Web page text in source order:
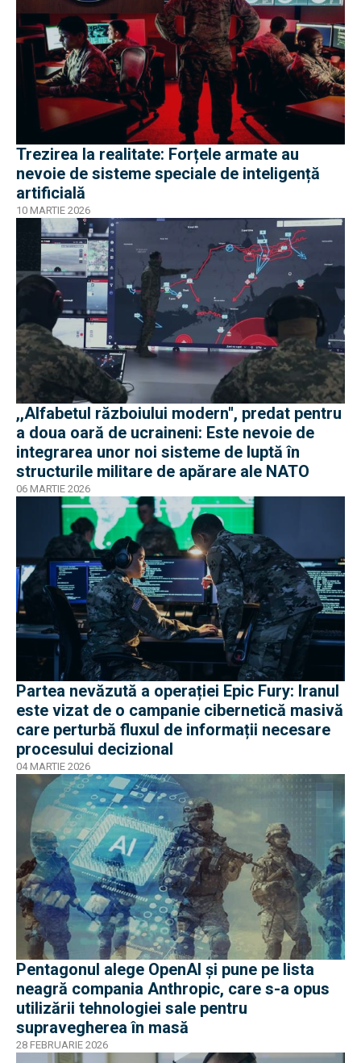
Trezirea la realitate: Forțele armate au
nevoie de sisteme speciale de inteligență
artificială
10 MARTIE 2026
,,Alfabetul războiului modern'', predat pentru
a doua oară de ucraineni: Este nevoie de
integrarea unor noi sisteme de luptă în
structurile militare de apărare ale NATO
06 MARTIE 2026
Partea nevăzută a operației Epic Fury: Iranul
este vizat de o campanie cibernetică masivă
care perturbă fluxul de informații necesare
procesului decizional
04 MARTIE 2026
Pentagonul alege OpenAI și pune pe lista
neagră compania Anthropic, care s-a opus
utilizării tehnologiei sale pentru
supravegherea în masă
28 FEBRUARIE 2026